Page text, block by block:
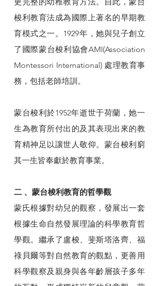
梭利教育法成為國際上著名的早期教
育模式之一。1929年，她與兒子創立
了國際蒙台梭利協會AMI(Association
Montessori International) 處理教育事
務，包括老師培訓。
蒙台梭利於1952年逝世于荷蘭，她一
生為教育所付出的及其表現出來的教
育精神足以讓世人敬仰。蒙台梭利窮
其一生皆奉獻於教育事業。
二 、蒙台梭利教育的哲學觀
蒙氏根據對幼兒的觀察，發展出一套
根據生命自然發展理論的科學教育哲
學觀。繼承了盧梭、斐斯塔洛齊、福
祿貝爾等對自然教育的觀點，更善用
科學觀察及親身與各年齡層孩子多年